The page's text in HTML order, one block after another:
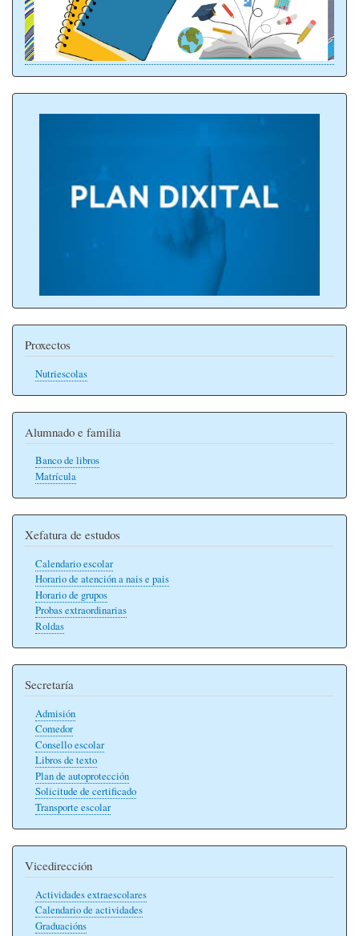
Proxectos
Nutriescolas
Alumnado e familia
Banco de libros
Matrícula
Xefatura de estudos
Calendario escolar
Horario de atención a nais e pais
Horario de grupos
Probas extraordinarias
Roldas
Secretaría
Admisión
Comedor
Consello escolar
Libros de texto
Plan de autoprotección
Solicitude de certificado
Transporte escolar
Vicedirección
Actividades extraescolares
Calendario de actividades
Graduacións